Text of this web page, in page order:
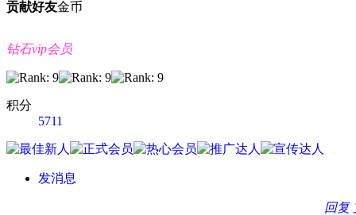
贡献好友金币
钻石vip会员
积分
5711
发消息
回复